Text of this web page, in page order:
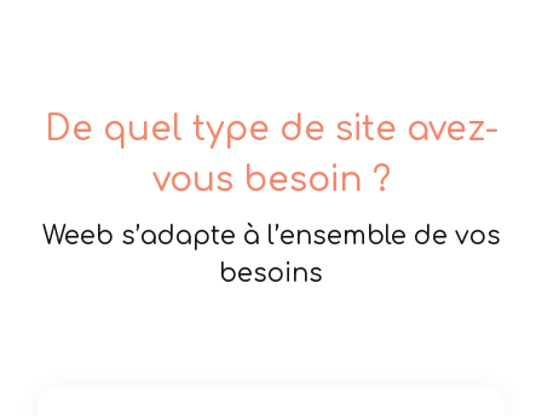
De quel type de site avez-
vous besoin ?
Weeb s’adapte à l’ensemble de vos
besoins